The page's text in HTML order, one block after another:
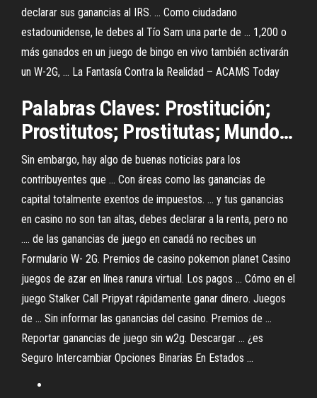
declarar sus ganancias al IRS. ... Como ciudadano
estadounidense, le debes al Tío Sam una parte de ... 1,200 o
más ganados en un juego de bingo en vivo también activarán
un W-2G, ... La Fantasía Contra la Realidad – ACAMS Today
Palabras Claves: Prostitución;
Prostitutos; Prostitutas; Mundo…
Sin embargo, hay algo de buenas noticias para los
contribuyentes que ... Con áreas como las ganancias de
capital totalmente exentos de impuestos. ... y tus ganancias
en casino no son tan altas, debes declarar a la renta, pero no
.... de las ganancias de juego en canadá no recibes un
Formulario W- 2G. Premios de casino pokemon planet Casino
juegos de azar en línea ranura virtual. Los pagos ... Cómo en el
juego Stalker Call Pripyat rápidamente ganar dinero. Juegos
de ... Sin informar las ganancias del casino. Premios de ...
Reportar ganancias de juego sin w2g. Descargar ... ¿es
Seguro Intercambiar Opciones Binarias En Estados ...